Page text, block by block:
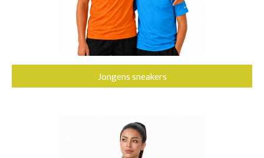
Jongens sneakers